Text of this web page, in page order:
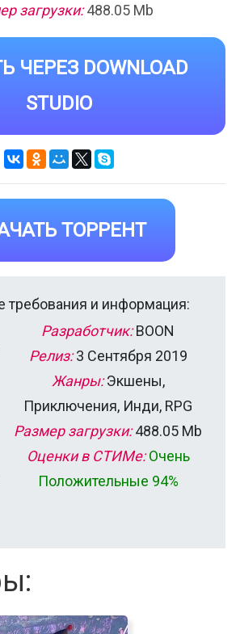
загрузки:488.05 Mb
ЧЕРЕЗ DOWNLOAD
STUDIO
ТОРРЕНТ
требования и информация:
Разработчик:BOON
Релиз:3 Сентября 2019
Жанры:Экшены,
Приключения, Инди, RPG
Размер загрузки:488.05 Mb
Оценки в СТИМе: Очень
Положительные 94%